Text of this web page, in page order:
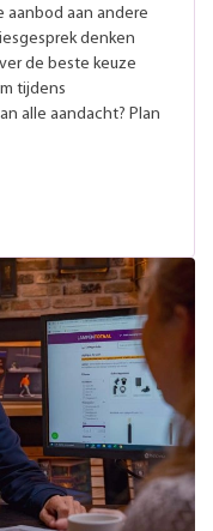
aanbod aan andere
denken
de beste keuze
tijdens
alle aandacht? Plan